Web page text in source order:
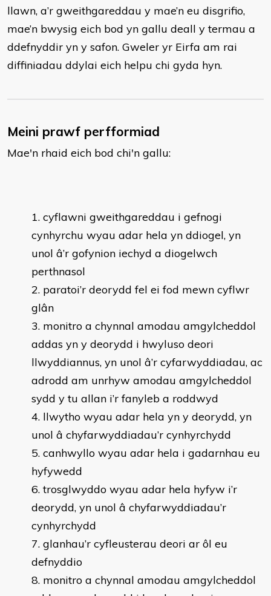
llawn, a’r gweithgareddau y mae’n eu disgrifio,
mae’n bwysig eich bod yn gallu deall y termau a
ddefnyddir yn y safon. Gweler yr Eirfa am rai
diffiniadau ddylai eich helpu chi gyda hyn.
Meini prawf perfformiad
Mae'n rhaid eich bod chi'n gallu:
cyflawni gweithgareddau i gefnogi
cynhyrchu wyau adar hela yn ddiogel, yn
unol â’r gofynion iechyd a diogelwch
perthnasol
paratoi’r deorydd fel ei fod mewn cyflwr
glân
monitro a chynnal amodau amgylcheddol
addas yn y deorydd i hwyluso deori
llwyddiannus, yn unol â’r cyfarwyddiadau, ac
adrodd am unrhyw amodau amgylcheddol
sydd y tu allan i’r fanyleb a roddwyd
llwytho wyau adar hela yn y deorydd, yn
unol â chyfarwyddiadau’r cynhyrchydd
canhwyllo wyau adar hela i gadarnhau eu
hyfywedd
trosglwyddo wyau adar hela hyfyw i’r
deorydd, yn unol â chyfarwyddiadau’r
cynhyrchydd
glanhau’r cyfleusterau deori ar ôl eu
defnyddio
monitro a chynnal amodau amgylcheddol